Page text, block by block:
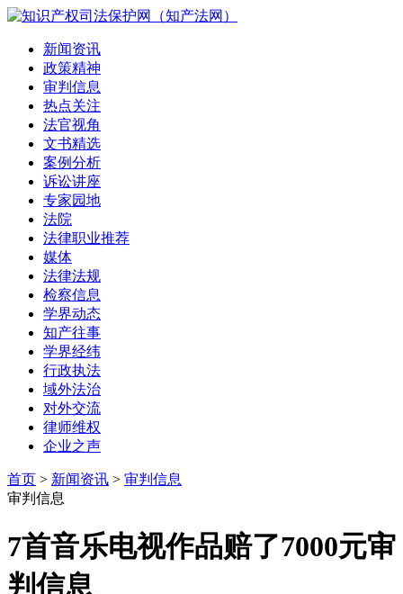
新闻资讯
政策精神
审判信息
热点关注
法官视角
文书精选
案例分析
诉讼讲座
专家园地
法院
法律职业推荐
媒体
法律法规
检察信息
学界动态
知产往事
学界经纬
行政执法
域外法治
对外交流
律师维权
企业之声
首页 > 新闻资讯 > 审判信息
审判信息
7首音乐电视作品赔了7000元审
判信息